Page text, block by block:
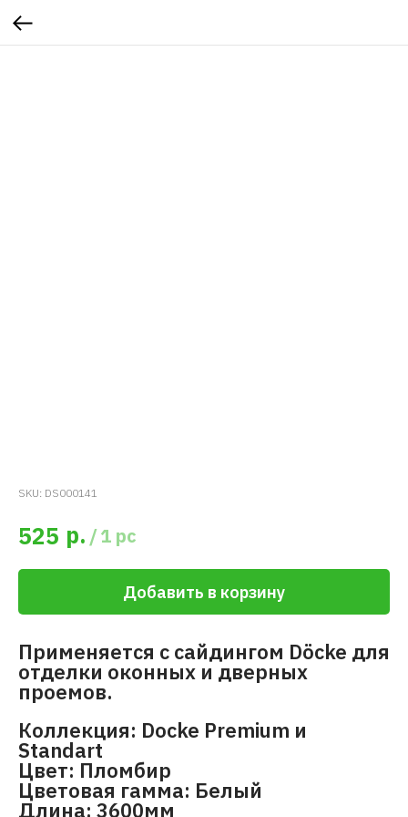
SKU: DS000141
525 р. /1 pc
Добавить в корзину
Применяется с сайдингом Döcke для
отделки оконных и дверных
проемов.
Коллекция: Docke Premium и
Standart
Цвет: Пломбир
Цветовая гамма: Белый
Длина: 3600мм